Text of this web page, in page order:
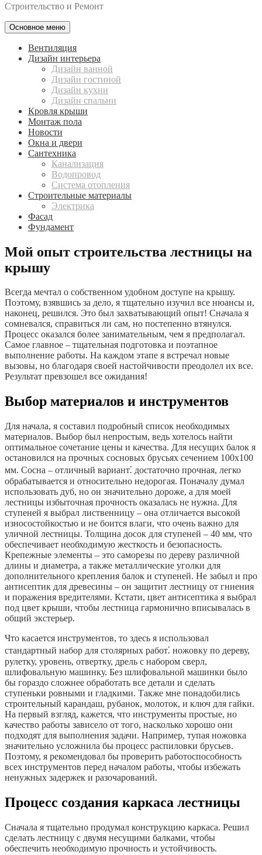
Строительство и Ремонт
Основное меню
Вентиляция
Дизайн интерьера
Дизайн ванной
Дизайн гостиной
Дизайн кухни
Дизайн спальни
Кровля крыши
Монтаж пола
Новости
Окна и двери
Сантехника
Канализация
Водопровод
Система отопления
Строительные материалы
Электрика
Фасад
Фундамент
Мой опыт строительства лестницы на
крышу
Всегда мечтал о собственном удобном доступе на крышу.
Поэтому, взявшись за дело, я тщательно изучил все нюансы и,
наконец, решился. Это был захватывающий опыт! Сначала я
сомневался, справиться ли сам, но постепенно втянулся.
Процесс оказался более занимательным, чем я предполагал.
Самое главное – тщательная подготовка и поэтапное
выполнение работы. На каждом этапе я встречал новые
вызовы, но благодаря своей настойчивости преодолел их все.
Результат превзошел все ожидания!
Выбор материалов и инструментов
Для начала, я составил подробный список необходимых
материалов. Выбор был непростым, ведь хотелось найти
оптимальное сочетание цены и качества. Для несущих балок я
остановился на прочных сосновых брусьях сечением 100х100
мм. Сосна – отличный вариант⁚ достаточно прочная, легко
обрабатывается и относительно недорогая. Поначалу думал
использовать дуб, но он значительно дороже, а для моей
лестницы избыточная прочность оказалась не нужна. Для
ступеней я выбрал лиственницу – она отличается высокой
износостойкостью и не боится влаги, что очень важно для
уличной лестницы. Толщина досок для ступеней – 40 мм, что
обеспечивает необходимую жесткость и безопасность.
Крепежные элементы – это саморезы по дереву различной
длины и диаметра, а также металлические уголки для
дополнительного крепления балок и ступеней. Не забыл и про
антисептик для древесины – он защитит лестницу от гниения
и поражения вредителями. Кстати, цвет антисептика я выбрал
под цвет крыши, чтобы лестница гармонично вписывалась в
общий экстерьер.
Что касается инструментов, то здесь я использовал
стандартный набор для столярных работ⁚ ножовку по дереву,
рулетку, уровень, отвертку, дрель с набором сверл,
шлифовальную машинку. Без шлифовальной машинки было
бы гораздо сложнее обработать все детали и сделать
ступеньки ровными и гладкими. Также мне понадобились
строительный карандаш, рубанок, молоток, и ключ для гайки.
На первый взгляд, кажется, что инструменты простые, но
качество работы зависело от того, насколько хорошо они
подходят для выполнения задачи. Например, тупая ножовка
значительно усложнила бы процесс распиловки брусьев.
Поэтому, я рекомендовал бы проверить работоспособность
всех инструментов перед началом работы, чтобы избежать
ненужных задержек и разочарований.
Процесс создания каркаса лестницы
Сначала я тщательно продумал конструкцию каркаса. Решил
сделать лестницу с двумя несущими балками, чтобы
обеспечить необходимую прочность и устойчивость.